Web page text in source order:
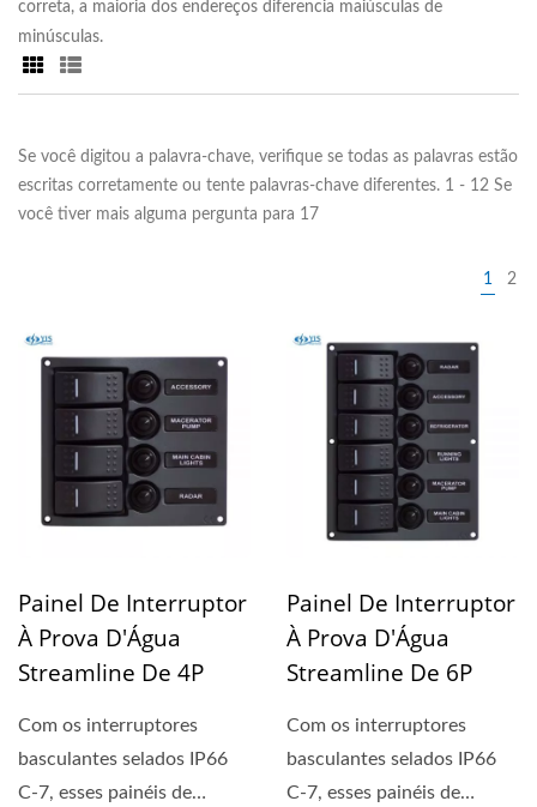
correta, a maioria dos endereços diferencia maiúsculas de
minúsculas.
Se você digitou a palavra-chave, verifique se todas as palavras estão
escritas corretamente ou tente palavras-chave diferentes. 1 - 12 Se
você tiver mais alguma pergunta para 17
1 2
Painel De Interruptor
À Prova D'Água
Streamline De 4P
Com os interruptores
basculantes selados IP66
C-7, esses painéis de
Painel De Interruptor
À Prova D'Água
Streamline De 6P
Com os interruptores
basculantes selados IP66
C-7, esses painéis de